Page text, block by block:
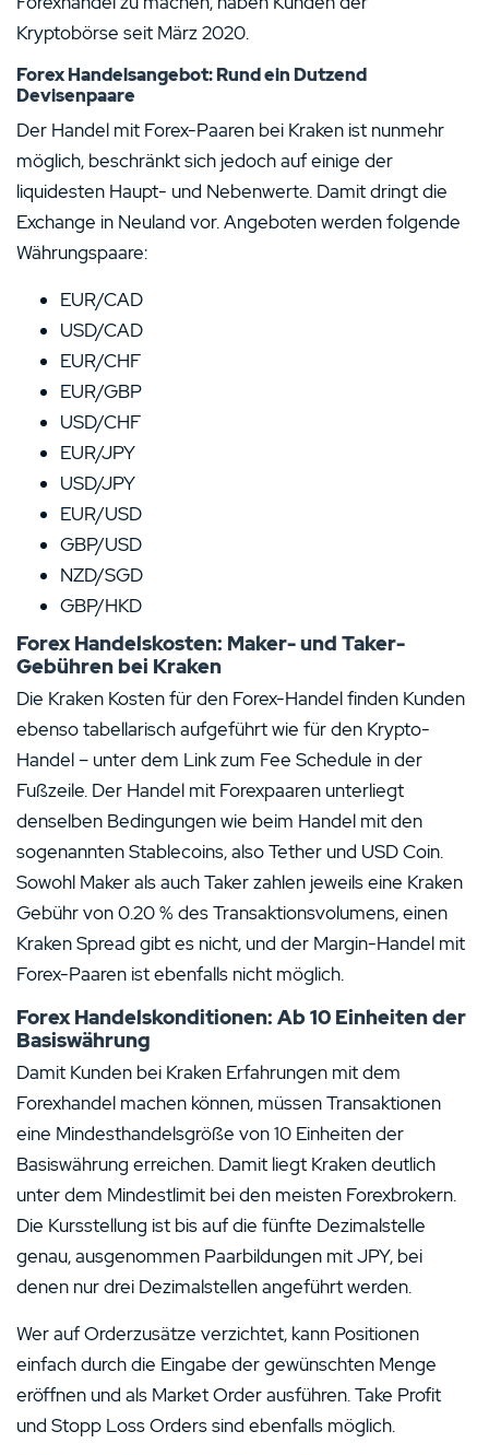
Kryptobörse seit März 2020.
Forex Handelsangebot: Rund ein Dutzend
Devisenpaare
Der Handel mit Forex-Paaren bei Kraken ist nunmehr
möglich, beschränkt sich jedoch auf einige der
liquidesten Haupt- und Nebenwerte. Damit dringt die
Exchange in Neuland vor. Angeboten werden folgende
Währungspaare:
EUR/CAD
USD/CAD
EUR/CHF
EUR/GBP
USD/CHF
EUR/JPY
USD/JPY
EUR/USD
GBP/USD
NZD/SGD
GBP/HKD
Forex Handelskosten: Maker- und Taker-
Gebühren bei Kraken
Die Kraken Kosten für den Forex-Handel finden Kunden
ebenso tabellarisch aufgeführt wie für den Krypto-
Handel – unter dem Link zum Fee Schedule in der
Fußzeile. Der Handel mit Forexpaaren unterliegt
denselben Bedingungen wie beim Handel mit den
sogenannten Stablecoins, also Tether und USD Coin.
Sowohl Maker als auch Taker zahlen jeweils eine Kraken
Gebühr von 0.20 % des Transaktionsvolumens, einen
Kraken Spread gibt es nicht, und der Margin-Handel mit
Forex-Paaren ist ebenfalls nicht möglich.
Forex Handelskonditionen: Ab 10 Einheiten der
Basiswährung
Damit Kunden bei Kraken Erfahrungen mit dem
Forexhandel machen können, müssen Transaktionen
eine Mindesthandelsgröße von 10 Einheiten der
Basiswährung erreichen. Damit liegt Kraken deutlich
unter dem Mindestlimit bei den meisten Forexbrokern.
Die Kursstellung ist bis auf die fünfte Dezimalstelle
genau, ausgenommen Paarbildungen mit JPY, bei
denen nur drei Dezimalstellen angeführt werden.
Wer auf Orderzusätze verzichtet, kann Positionen
einfach durch die Eingabe der gewünschten Menge
eröffnen und als Market Order ausführen. Take Profit
und Stopp Loss Orders sind ebenfalls möglich.